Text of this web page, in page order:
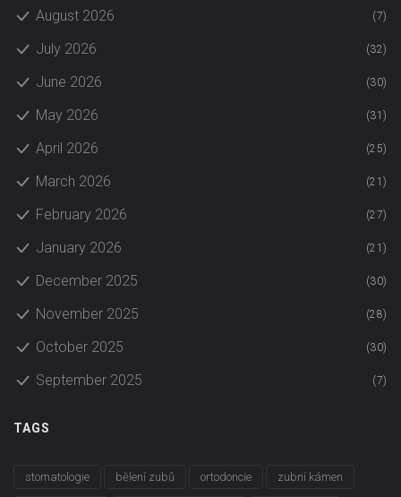
August 2026 (7)
July 2026 (32)
June 2026 (30)
May 2026 (31)
April 2026 (25)
March 2026 (21)
February 2026 (27)
January 2026 (21)
December 2025 (30)
November 2025 (28)
October 2025 (30)
September 2025 (7)
TAGS
stomatologie bělení zubů ortodoncie zubní kámen